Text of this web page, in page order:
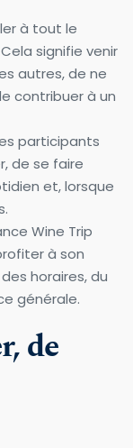
à tout le
signifie venir
autres, de ne
contribuer à un
participants
de se faire
et, lorsque
Wine Trip
à son
horaires, du
générale.
de